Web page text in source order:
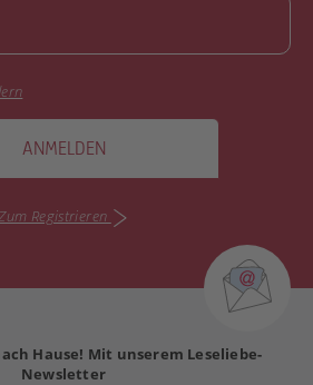
ANMELDEN
Registrieren
Hause! Mit unserem Leseliebe-
Newsletter